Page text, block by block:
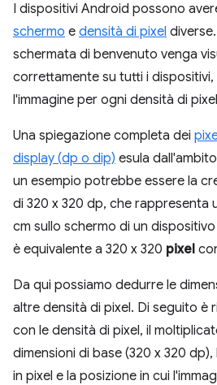
I dispositivi Android possono
schermo e densità di pixel
schermata di benvenuto venga
correttamente su tutti i
l'immagine per ogni densità di
Una spiegazione completa dei
display (dp o dip) esula
un esempio potrebbe essere la
di 320 x 320 dp, che rappresenta
cm sullo schermo di un
è equivalente a 320 x 320 pixel
Da qui possiamo dedurre le
altre densità di pixel. Di seguito è
con le densità di pixel, il
dimensioni di base (320 x 320
in pixel e la posizione in cui